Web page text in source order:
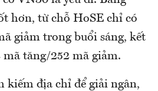
hơn, từ chỗ HoSE chỉ có
giảm trong buổi sáng, kết
mã tăng/252 mã giảm.
kiếm địa chỉ để giải ngân,